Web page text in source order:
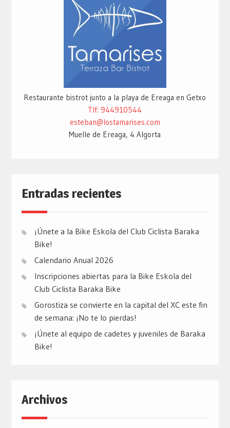
Restaurante bistrot junto a la playa de Ereaga en Getxo
Tlf: 944910544
esteban@lostamarises.com
Muelle de Ereaga, 4 Algorta
Entradas recientes
¡Únete a la Bike Eskola del Club Ciclista Baraka
Bike!
Calendario Anual 2026
Inscripciones abiertas para la Bike Eskola del
Club Ciclista Baraka Bike
Gorostiza se convierte en la capital del XC este fin
de semana: ¡No te lo pierdas!
¡Únete al equipo de cadetes y juveniles de Baraka
Bike!
Archivos